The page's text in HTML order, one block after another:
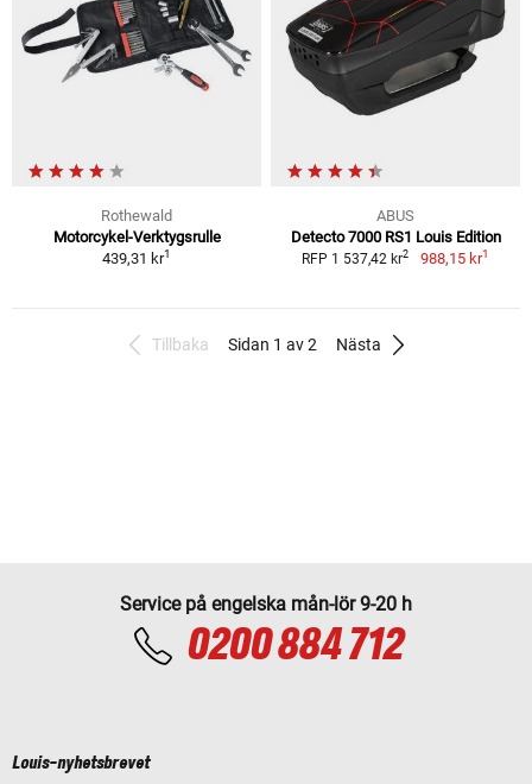
Rothewald
Motorcykel-Verktygsrulle
439,31 kr1
ABUS
Detecto 7000 RS1 Louis Edition
RFP 1 537,42 kr2 988,15 kr1
Tillbaka Sidan 1 av 2 Nästa
Service på engelska mån-lör 9-20 h
0200 884 712
Louis-nyhetsbrevet